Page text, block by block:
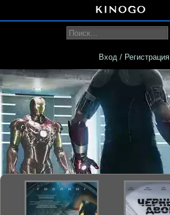
Вход / Регистрация